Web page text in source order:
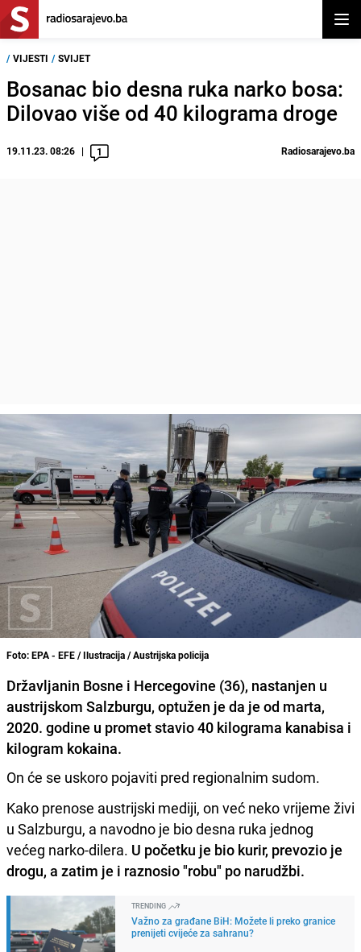
/ VIJESTI / SVIJET
Bosanac bio desna ruka narko bosa:
Dilovao više od 40 kilograma droge
19.11.23. 08:26 1 Radiosarajevo.ba
Foto: EPA - EFE / Ilustracija / Austrijska policija
Državljanin Bosne i Hercegovine (36), nastanjen u
austrijskom Salzburgu, optužen je da je od marta,
2020. godine u promet stavio 40 kilograma kanabisa i
kilogram kokaina.
On će se uskoro pojaviti pred regionalnim sudom.
Kako prenose austrijski mediji, on već neko vrijeme živi
u Salzburgu, a navodno je bio desna ruka jednog
većeg narko-dilera. U početku je bio kurir, prevozio je
drogu, a zatim je i raznosio "robu" po narudžbi.
TRENDING
Važno za građane BiH: Možete li preko granice
prenijeti cvijeće za sahranu?